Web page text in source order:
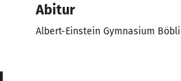
Abitur
Albert-Einstein Gymnasium